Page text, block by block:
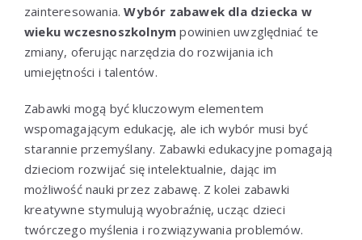
zainteresowania.Wybór zabawek dla dziecka w
wieku wczesnoszkolnym powinien uwzględniać te
zmiany, oferując narzędzia do rozwijania ich
umiejętności i talentów.
Zabawki mogą być kluczowym elementem
wspomagającym edukację, ale ich wybór musi być
starannie przemyślany. Zabawki edukacyjne pomagają
dzieciom rozwijać się intelektualnie, dając im
możliwość nauki przez zabawę. Z kolei zabawki
kreatywne stymulują wyobraźnię, ucząc dzieci
twórczego myślenia i rozwiązywania problemów.